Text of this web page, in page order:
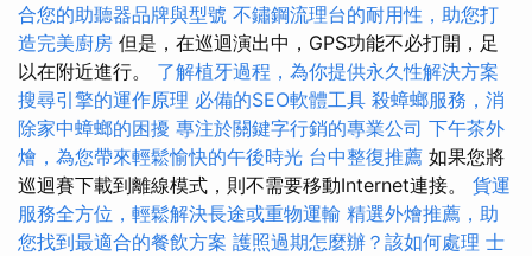
合您的助聽器品牌與型號 不鏽鋼流理台的耐用性，助您打
造完美廚房 但是，在巡迴演出中，GPS功能不必打開，足
以在附近進行。 了解植牙過程，為你提供永久性解決方案
搜尋引擎的運作原理 必備的SEO軟體工具 殺蟑螂服務，消
除家中蟑螂的困擾 專注於關鍵字行銷的專業公司 下午茶外
燴，為您帶來輕鬆愉快的午後時光 台中整復推薦 如果您將
巡迴賽下載到離線模式，則不需要移動Internet連接。 貨運
服務全方位，輕鬆解決長途或重物運輸 精選外燴推薦，助
您找到最適合的餐飲方案 護照過期怎麼辦？該如何處理 士